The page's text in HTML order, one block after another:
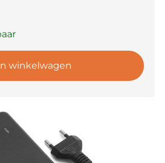
winkelwagen